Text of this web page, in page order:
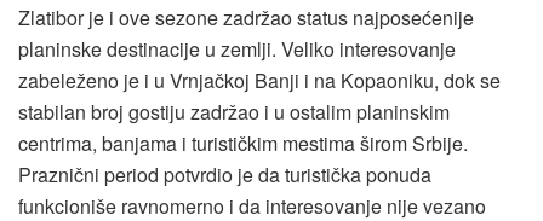
Zlatibor je i ove sezone zadržao status najposećenije
planinske destinacije u zemlji. Veliko interesovanje
zabeleženo je i u Vrnjačkoj Banji i na Kopaoniku, dok se
stabilan broj gostiju zadržao i u ostalim planinskim
centrima, banjama i turističkim mestima širom Srbije.
Praznični period potvrdio je da turistička ponuda
funkcioniše ravnomerno i da interesovanje nije vezano